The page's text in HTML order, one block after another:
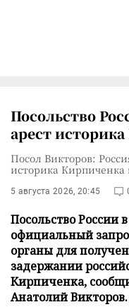
Посольство
арест
Посол Викторов:
историка Кирпиченка
5 августа 2026, 20:45
Посольство России
официальный
органы для
задержании
Кирпиченка,
Анатолий Викторов.